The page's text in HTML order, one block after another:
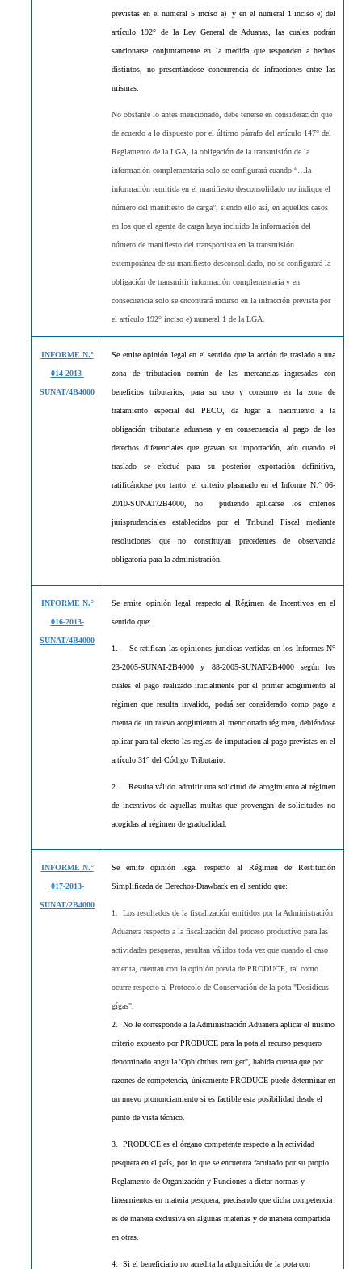
previstas en el numeral 5 inciso a) y en el numeral 1 inciso e) del
artículo 192° de la Ley General de Aduanas, las cuales podrán
sancionarse conjuntamente en la medida que responden a hechos
distintos, no presentándose concurrencia de infracciones entre las
mismas.
No obstante lo antes mencionado, debe tenerse en consideración que
de acuerdo a lo dispuesto por el último párrafo del artículo 147° del
Reglamento de la LGA, la obligación de la transmisión de la
información complementaria solo se configurará cuando “…la
información remitida en el manifiesto desconsolidado no indique el
número del manifiesto de carga”, siendo ello así, en aquellos casos
en los que el agente de carga haya incluido la información del
número de manifiesto del transportista en la transmisión
extemporánea de su manifiesto desconsolidado, no se configurará la
obligación de transmitir información complementaria y en
consecuencia solo se encontrará incurso en la infracción prevista por
el artículo 192° inciso e) numeral 1 de la LGA.
INFORME N.°
014-2013-
SUNAT/4B4000
Se emite opinión legal en el sentido quela acción de traslado a una
zona de tributación común de las mercancías ingresadas con
beneficios tributarios, para su uso y consumo en la zona de
tratamiento especial del PECO, da lugar al nacimiento a la
obligación tributaria aduanera y en consecuencia al pago de los
derechos diferenciales que gravan su importación, aún cuando el
traslado se efectué para su posterior exportación definitiva,
ratificándose por tanto, el criterio plasmado en el Informe N.° 06-
2010-SUNAT/2B4000, no pudiendo aplicarse los criterios
jurisprudenciales establecidos por el Tribunal Fiscal mediante
resoluciones que no constituyan precedentes de observancia
obligatoria para la administración.
INFORME N.°
016-2013-
SUNAT/4B4000
Se emite opinión legal respecto al Régimen de Incentivos en el
sentido que:
1. Se ratifican las opiniones jurídicas vertidas en los Informes N°
23-2005-SUNAT-2B4000 y 88-2005-SUNAT-2B4000 según los
cuales el pago realizado inicialmente por el primer acogimiento al
régimen que resulta invalido, podrá ser considerado como pago a
cuenta de un nuevo acogimiento al mencionado régimen, debiéndose
aplicar para tal efecto las reglas de imputación al pago previstas en el
artículo 31° del Código Tributario.
2. Resulta válido admitir una solicitud de acogimiento al régimen
de incentivos de aquellas multas que provengan de solicitudes no
acogidas al régimen de gradualidad.
INFORME N.°
017-2013-
SUNAT/2B4000
Se emite opinión legal respecto al Régimen de Restitución
Simplificada de Derechos-Drawback en el sentido que:
1. Los resultados de la fiscalización emitidos por la Administración
Aduanera respecto a la fiscalización del proceso productivo para las
actividades pesqueras, resultan válidos toda vez que cuando el caso
amerita, cuentan con la opinión previa de PRODUCE, tal como
ocurre respecto al Protocolo de Conservación de la pota "Dosidicus
gígas".
2. No le corresponde a la Administración Aduanera aplicar el mismo
criterio expuesto por PRODUCE para la pota al recurso pesquero
denominado anguila 'Ophichthus remiger", habida cuenta que por
razones de competencia, únicamente PRODUCE puede determínar en
un nuevo pronunciamiento si es factible esta posibilidad desde el
punto de vista técnico.
3. PRODUCE es el órgano competente respecto a la actividad
pesquera en el país, por lo que se encuentra facultado por su propio
Reglamento de Organización y Funciones a dictar normas y
lineamientos en materia pesquera, precisando que dicha competencia
es de manera exclusiva en algunas materias y de manera compartida
en otras.
4. Si el beneficiario no acredita la adquisición de la pota con